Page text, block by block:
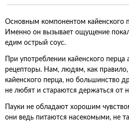
Основным компонентом кайенского
Именно он вызывает ощущение
едим острый соус.
При употреблении кайенского
рецепторы. Нам, людям, как правило,
кайенского перца, но большинство
не любят и стараются держаться от
Пауки не обладают хорошим
они ведь питаются насекомыми, не